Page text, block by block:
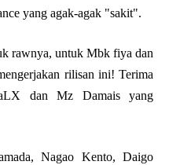
yang agak-agak "sakit".
rawnya, untuk Mbk fiya dan
rilisan ini! Terima
dan Mz Damais yang
Nagao Kento, Daigo